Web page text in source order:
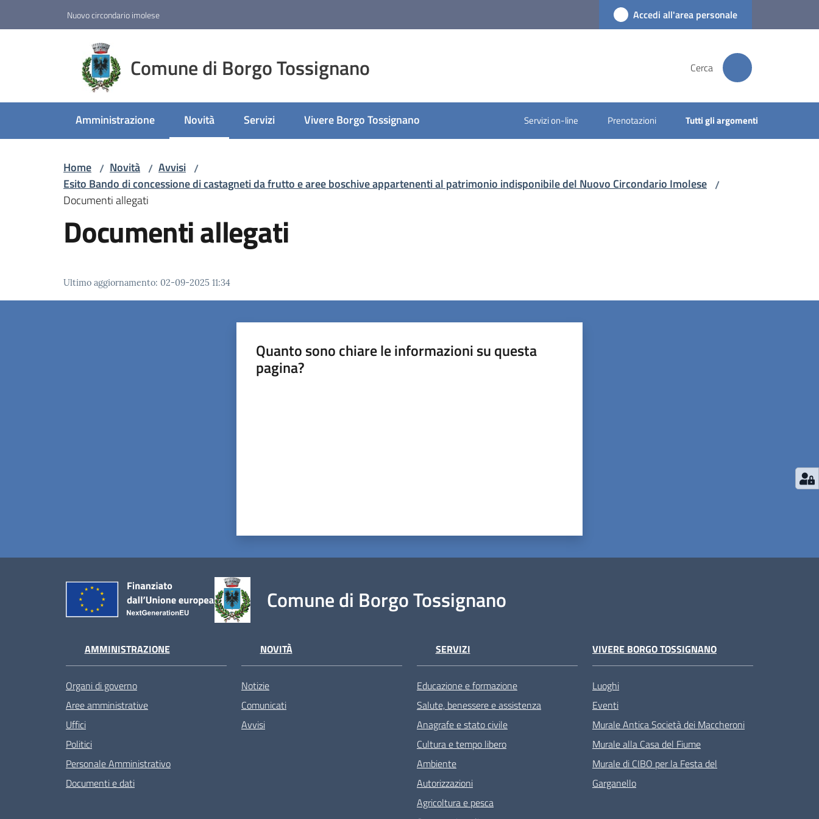
Nuovo circondario imolese Accedi all'area personale
Comune di Borgo Tossignano Cerca
Amministrazione Novità
Menu selezionato
Servizi Vivere Borgo Tossignano Servizi on-line Prenotazioni Tutti gli argomenti
Home / Novità / Avvisi /
Esito Bando di concessione di castagneti da frutto e aree boschive appartenenti al patrimonio indisponibile del Nuovo Circondario Imolese /
Documenti allegati
Documenti allegati
Ultimo aggiornamento: 02-09-2025 11:34
Quanto sono chiare le informazioni su questa
pagina?
Comune di Borgo Tossignano
AMMINISTRAZIONE
Organi di governo
Aree amministrative
Uffici
Politici
Personale Amministrativo
Documenti e dati
NOVITÀ
Notizie
Comunicati
Avvisi
SERVIZI
Educazione e formazione
Salute, benessere e assistenza
Anagrafe e stato civile
Cultura e tempo libero
Ambiente
Autorizzazioni
Agricoltura e pesca
VIVERE BORGO TOSSIGNANO
Luoghi
Eventi
Murale Antica Società dei Maccheroni
Murale alla Casa del Fiume
Murale di CIBO per la Festa del
Garganello